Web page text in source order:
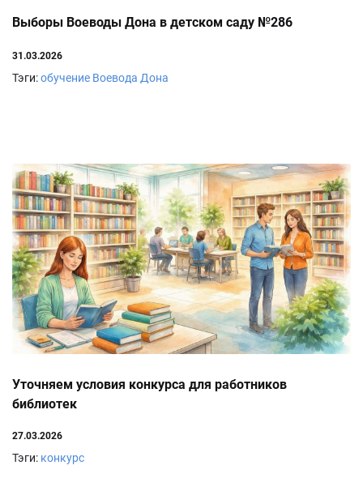
Выборы Воеводы Дона в детском саду №286
31.03.2026
Тэги:обучение Воевода Дона
Уточняем условия конкурса для работников
библиотек
27.03.2026
Тэги: конкурс